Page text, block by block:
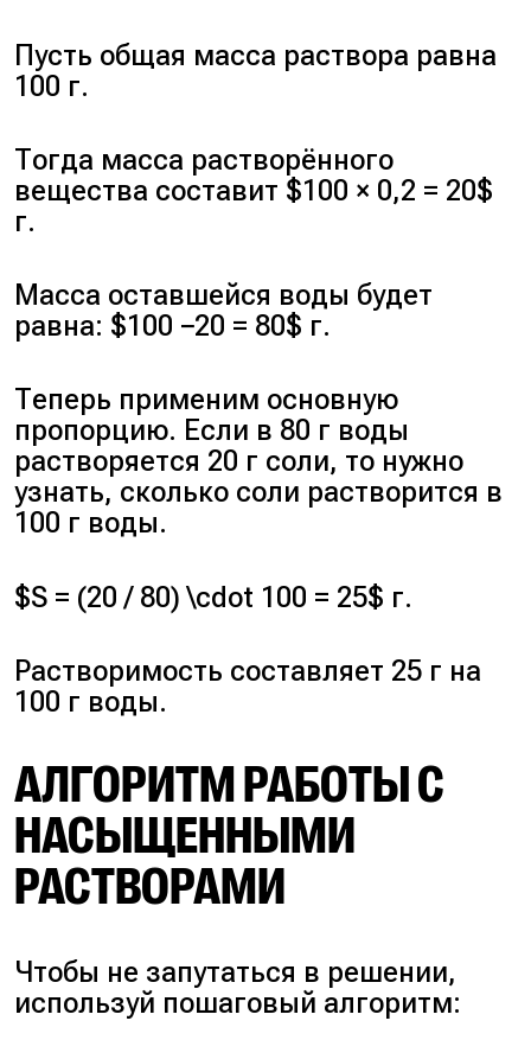
Пусть общая масса раствора равна
100 г.
Тогда масса растворённого
вещества составит $100 × 0,2 = 20$
г.
Масса оставшейся воды будет
равна: $100 −20 = 80$ г.
Теперь применим основную
пропорцию. Если в 80 г воды
растворяется 20 г соли, то нужно
узнать, сколько соли растворится в
100 г воды.
$S = (20 / 80) \cdot 100 = 25$ г.
Растворимость составляет 25 г на
100 г воды.
АЛГОРИТМ РАБОТЫ С
НАСЫЩЕННЫМИ
РАСТВОРАМИ
Чтобы не запутаться в решении,
используй пошаговый алгоритм: